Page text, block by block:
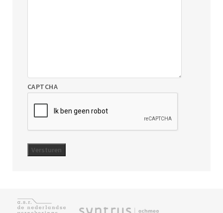
CAPTCHA